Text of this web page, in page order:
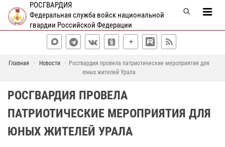
РОСГВАРДИЯ
Федеральная служба войск национальной
гвардии Российской Федерации
Главная Новости
Росгвардия провела патриотические мероприятия для
юных жителей Урала
РОСГВАРДИЯ ПРОВЕЛА
ПАТРИОТИЧЕСКИЕ МЕРОПРИЯТИЯ ДЛЯ
ЮНЫХ ЖИТЕЛЕЙ УРАЛА